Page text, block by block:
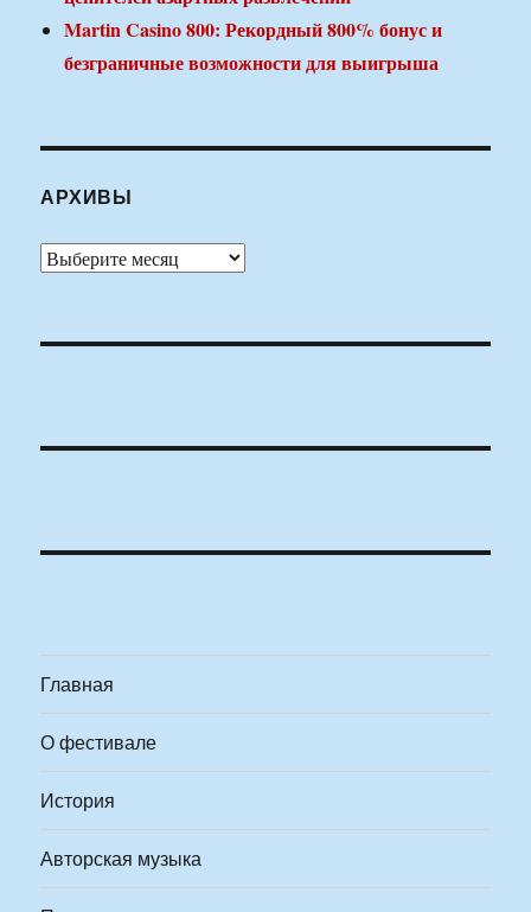
Martin Casino 800: Рекордный 800% бонус и
безграничные возможности для выигрыша
АРХИВЫ
Архивы
Главная
О фестивале
История
Авторская музыка